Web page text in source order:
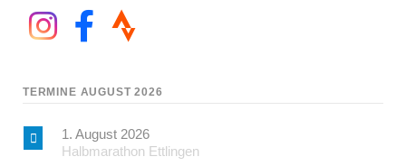
TERMINE AUGUST 2026
1. August 2026
Halbmarathon Ettlingen